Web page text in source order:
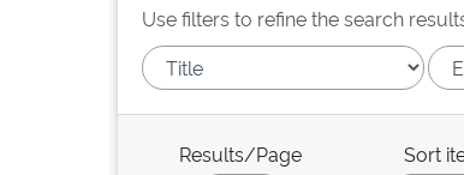
Use filters to refine the search
Results/Page Sort